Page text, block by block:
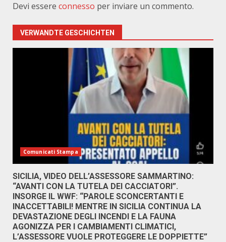
Devi essere connesso per inviare un commento.
VERWANDTE GESCHICHTEN
Comunicati Stampa
SICILIA, VIDEO DELL’ASSESSORE SAMMARTINO:
“AVANTI CON LA TUTELA DEI CACCIATORI”.
INSORGE IL WWF: “PAROLE SCONCERTANTI E
INACCETTABILI! MENTRE IN SICILIA CONTINUA LA
DEVASTAZIONE DEGLI INCENDI E LA FAUNA
AGONIZZA PER I CAMBIAMENTI CLIMATICI,
L’ASSESSORE VUOLE PROTEGGERE LE DOPPIETTE”